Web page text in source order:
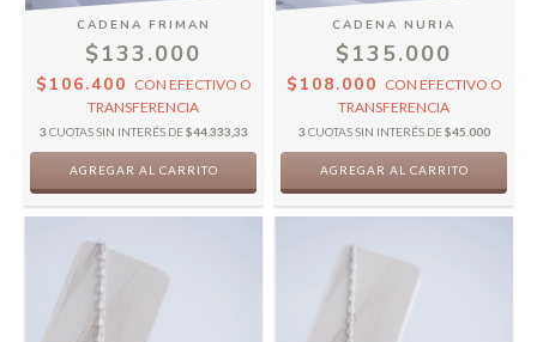
CADENA FRIMAN
$133.000
$106.400 CON EFECTIVO O
TRANSFERENCIA
3 CUOTAS SIN INTERÉS DE$44.333,33
CADENA NURIA
$135.000
$108.000 CON EFECTIVO O
TRANSFERENCIA
3 CUOTAS SIN INTERÉS DE$45.000